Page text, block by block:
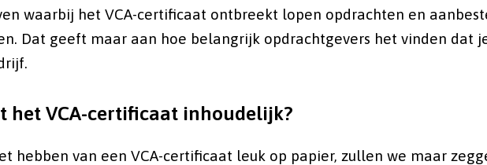
waarbij het VCA-certificaat ontbreekt lopen opdrachten en
Dat geeft maar aan hoe belangrijk opdrachtgevers het vinden dat
het VCA-certificaat inhoudelijk?
hebben van een VCA-certificaat leuk op papier, zullen we maar